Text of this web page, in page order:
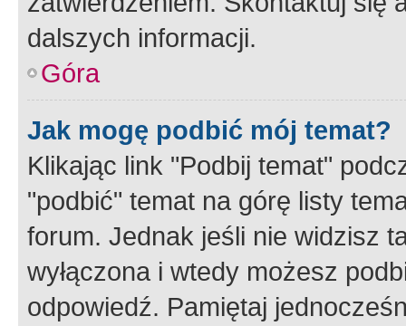
dalszych informacji.
Góra
Jak mogę podbić mój temat?
Klikając link "Podbij temat"
"podbić" temat na górę listy
forum. Jednak jeśli nie widzisz
wyłączona i wtedy możesz
odpowiedź. Pamiętaj